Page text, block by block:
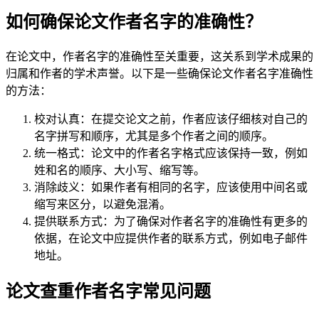
如何确保论文作者名字的准确性？
在论文中，作者名字的准确性至关重要，这关系到学术成果的
归属和作者的学术声誉。以下是一些确保论文作者名字准确性
的方法：
校对认真：在提交论文之前，作者应该仔细核对自己的
名字拼写和顺序，尤其是多个作者之间的顺序。
统一格式：论文中的作者名字格式应该保持一致，例如
姓和名的顺序、大小写、缩写等。
消除歧义：如果作者有相同的名字，应该使用中间名或
缩写来区分，以避免混淆。
提供联系方式：为了确保对作者名字的准确性有更多的
依据，在论文中应提供作者的联系方式，例如电子邮件
地址。
论文查重作者名字常见问题